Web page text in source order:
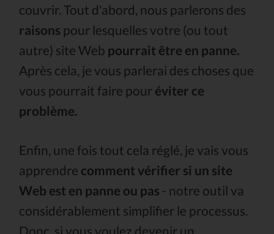
couvrir. Tout d'abord, nous parlerons des
raisons pour lesquelles votre (ou tout
autre) site Web pourrait être en panne.
Après cela, je vous parlerai des choses que
vous pourrait faire pour éviter ce
problème.
Enfin, une fois tout cela réglé, je vais vous
apprendre comment vérifier si un site
Web est en panne ou pas - notre outil va
considérablement simplifier le processus.
Donc, si vous voulez devenir un